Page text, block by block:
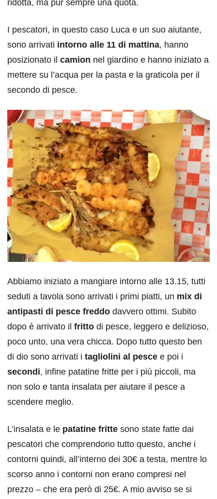
ridotta, ma pur sempre una quota.
I pescatori, in questo caso Luca e un suo aiutante,
sono arrivati intorno alle 11 di mattina, hanno
posizionato il camion nel giardino e hanno iniziato a
mettere su l’acqua per la pasta e la graticola per il
secondo di pesce.
Abbiamo iniziato a mangiare intorno alle 13.15, tutti
seduti a tavola sono arrivati i primi piatti, un mix di
antipasti di pesce freddo davvero ottimi. Subito
dopo è arrivato il fritto di pesce, leggero e delizioso,
poco unto, una vera chicca. Dopo tutto questo ben
di dio sono arrivati i tagliolini al pesce e poi i
secondi, infine patatine fritte per i più piccoli, ma
non solo e tanta insalata per aiutare il pesce a
scendere meglio.
L’insalata e le patatine fritte sono state fatte dai
pescatori che comprendono tutto questo, anche i
contorni quindi, all’interno dei 30€ a testa, mentre lo
scorso anno i contorni non erano compresi nel
prezzo – che era però di 25€. A mio avviso se si